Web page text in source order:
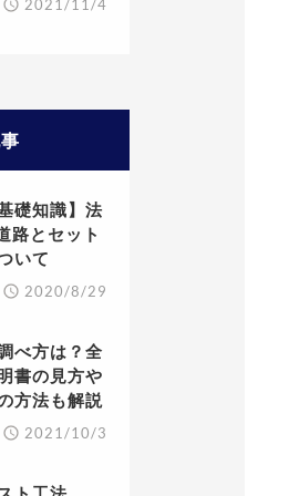
2021/11/4
礎知識】法
路とセット
いて
2020/8/29
べ方は？全
書の見方や
方法も解説
2021/10/3